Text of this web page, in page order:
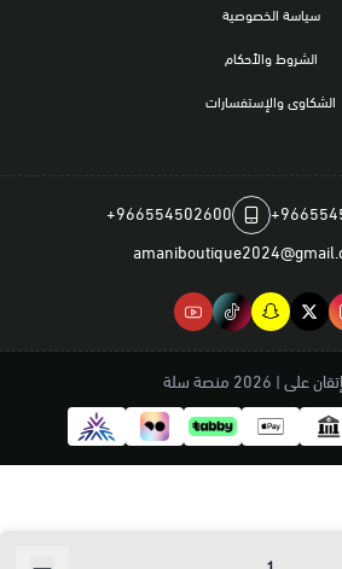
سياسة الخصوصية
الشروط والأحكام
الشكاوى والإستفسارات
+966554502600
على | 2026 منصة سلة